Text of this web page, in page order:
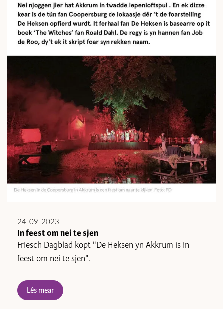
24-09-2023
In feest om nei te sjen
Friesch Dagblad kopt "De Heksen yn Akkrum is in
feest om nei te sjen".
Lês mear